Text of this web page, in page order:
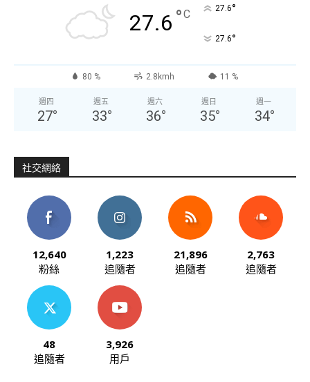
27.6 °C 27.6°
27.6°
80 % 2.8kmh 11 %
週四
27°
週五
33°
週六
36°
週日
35°
週一
34°
社交網絡
12,640
粉絲
1,223
追隨者
21,896
追隨者
2,763
追隨者
48
追隨者
3,926
用戶